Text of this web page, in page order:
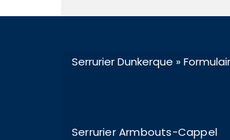
Serrurier Dunkerque »
Serrurier Armbouts-Cappel